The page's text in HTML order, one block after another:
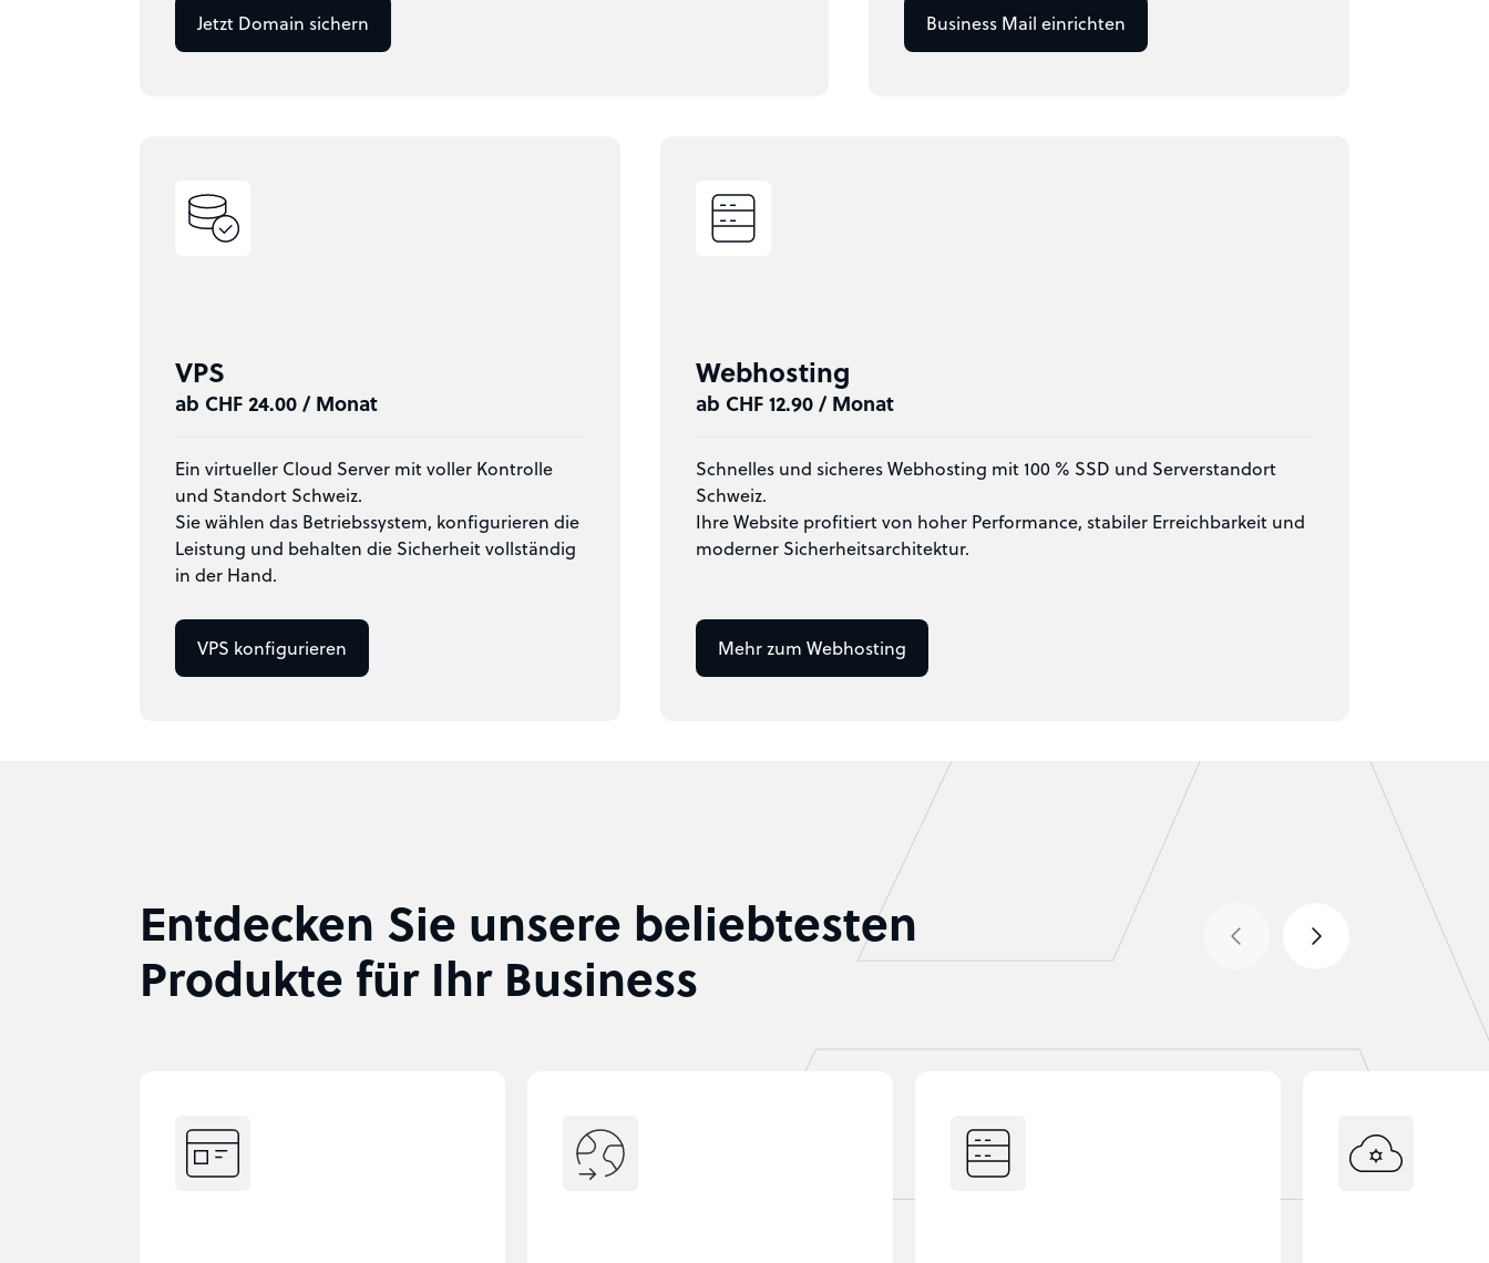
Jetzt Domain sichern Business Mail einrichten
VPS
ab CHF 24.00 / Monat
Ein virtueller Cloud Server mit voller Kontrolle
und Standort Schweiz.
Sie wählen das Betriebssystem, konfigurieren die
Leistung und behalten die Sicherheit vollständig
in der Hand.
VPS konfigurieren
Webhosting
ab CHF 12.90 / Monat
Schnelles und sicheres Webhosting mit 100 % SSD und Serverstandort
Schweiz.
Ihre Website profitiert von hoher Performance, stabiler Erreichbarkeit und
moderner Sicherheitsarchitektur.
Mehr zum Webhosting
Entdecken Sie unsere beliebtesten
Produkte für Ihr Business